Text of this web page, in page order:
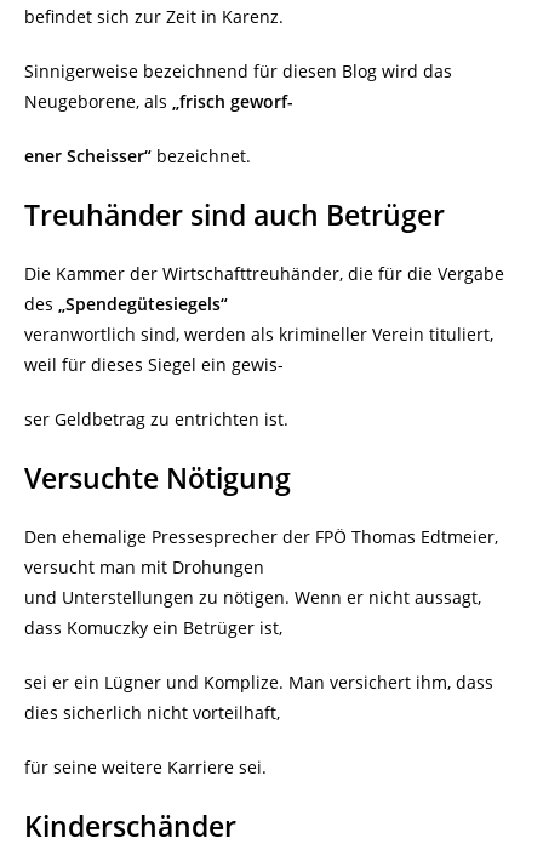
befindet sich zur Zeit in Karenz.
Sinnigerweise bezeichnend für diesen Blog wird das
Neugeborene, als „frisch geworf-
ener Scheisser“ bezeichnet.
Treuhänder sind auch Betrüger
Die Kammer der Wirtschafttreuhänder, die für die Vergabe
des „Spendegütesiegels“
veranwortlich sind, werden als krimineller Verein tituliert,
weil für dieses Siegel ein gewis-
ser Geldbetrag zu entrichten ist.
Versuchte Nötigung
Den ehemalige Pressesprecher der FPÖ Thomas Edtmeier,
versucht man mit Drohungen
und Unterstellungen zu nötigen. Wenn er nicht aussagt,
dass Komuczky ein Betrüger ist,
sei er ein Lügner und Komplize. Man versichert ihm, dass
dies sicherlich nicht vorteilhaft,
für seine weitere Karriere sei.
Kinderschänder